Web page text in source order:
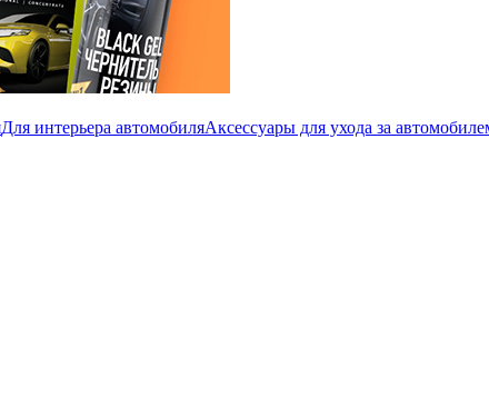
Для интерьера автомобиляАксессуары для ухода за